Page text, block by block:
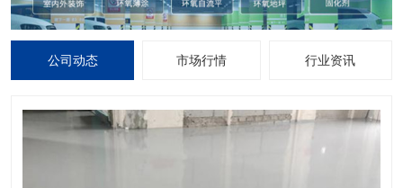
公司动态 市场行情 行业资讯